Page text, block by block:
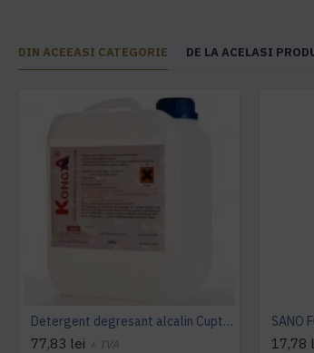
DIN ACEEASI CATEGORIE DE LA ACELASI
Detergent degresant alcalin Cuptor si Plita, 5 L, Konga
77,83 lei + TVA 17,78